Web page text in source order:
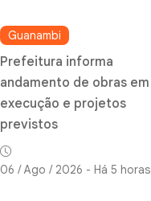
Guanambi
Prefeitura informa
andamento de obras em
execução e projetos
previstos
06 / Ago / 2026 - Há 5 horas